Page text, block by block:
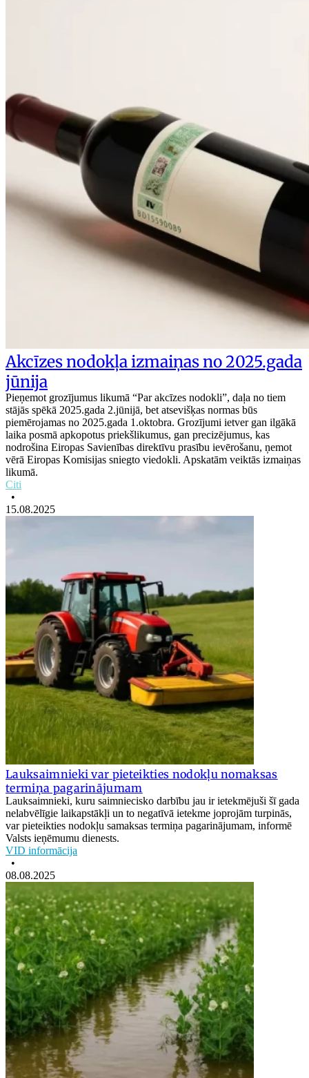
Akcīzes nodokļa izmaiņas no 2025.gada
jūnija
Pieņemot grozījumus likumā “Par akcīzes nodokli”, daļa no tiem
stājās spēkā 2025.gada 2.jūnijā, bet atsevišķas normas būs
piemērojamas no 2025.gada 1.oktobra. Grozījumi ietver gan ilgākā
laika posmā apkopotus priekšlikumus, gan precizējumus, kas
nodrošina Eiropas Savienības direktīvu prasību ievērošanu, ņemot
vērā Eiropas Komisijas sniegto viedokli. Apskatām veiktās izmaiņas
likumā.
Citi
•
15.08.2025
Lauksaimnieki var pieteikties nodokļu nomaksas
termiņa pagarinājumam
Lauksaimnieki, kuru saimniecisko darbību jau ir ietekmējuši šī gada
nelabvēlīgie laikapstākļi un to negatīvā ietekme joprojām turpinās,
var pieteikties nodokļu samaksas termiņa pagarinājumam, informē
Valsts ieņēmumu dienests.
VID informācija
•
08.08.2025